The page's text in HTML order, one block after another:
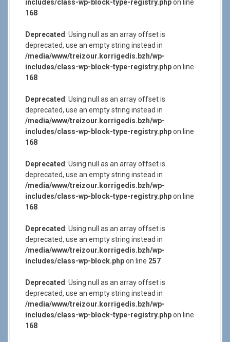
includes/class-wp-block-type-registry.phpon line
168
Deprecated : Using null as an array offset is
deprecated, use an empty string instead in
/media/www/treizour.korrigedis.bzh/wp-
includes/class-wp-block-type-registry.phpon line
168
Deprecated : Using null as an array offset is
deprecated, use an empty string instead in
/media/www/treizour.korrigedis.bzh/wp-
includes/class-wp-block-type-registry.phpon line
168
Deprecated : Using null as an array offset is
deprecated, use an empty string instead in
/media/www/treizour.korrigedis.bzh/wp-
includes/class-wp-block-type-registry.phpon line
168
Deprecated : Using null as an array offset is
deprecated, use an empty string instead in
/media/www/treizour.korrigedis.bzh/wp-
includes/class-wp-block.phpon line 257
Deprecated : Using null as an array offset is
deprecated, use an empty string instead in
/media/www/treizour.korrigedis.bzh/wp-
includes/class-wp-block-type-registry.phpon line
168